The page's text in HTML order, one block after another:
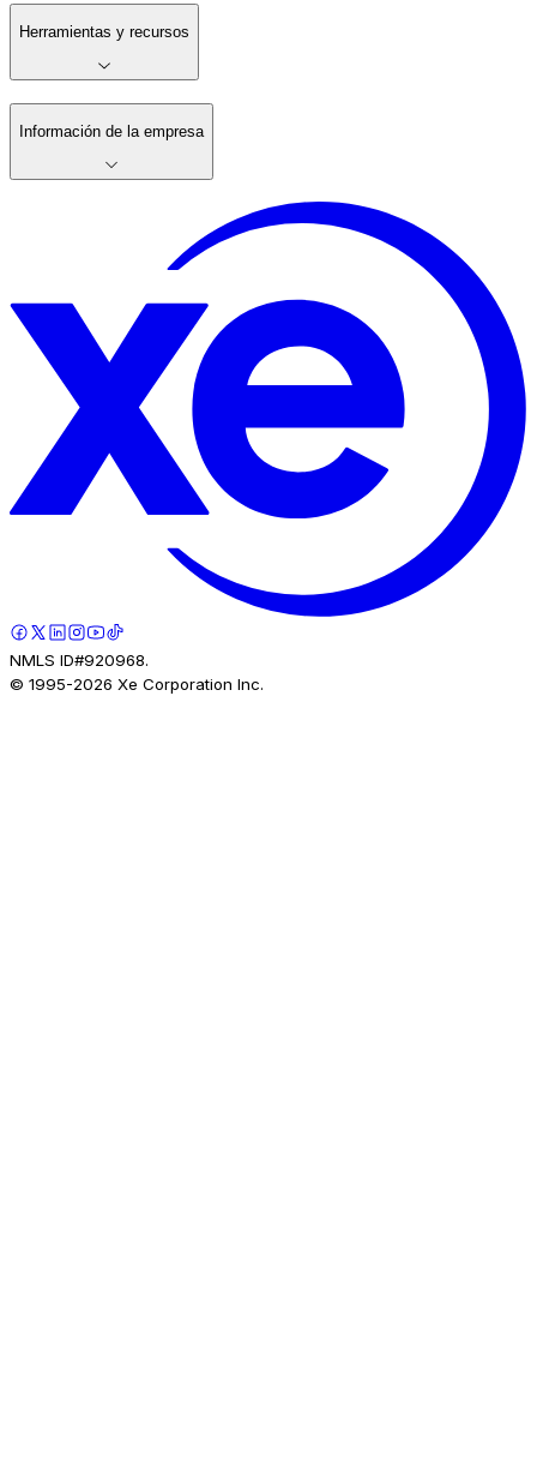
Herramientas y recursos
Información de la empresa
NMLS ID#920968.
© 1995-2026 Xe Corporation Inc.